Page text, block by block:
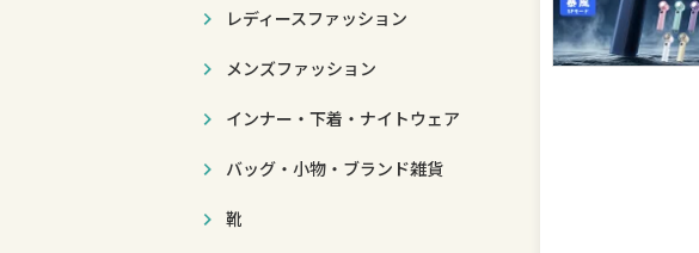
レディースファッション
メンズファッション
インナー・下着・ナイトウェア
バッグ・小物・ブランド雑貨
靴